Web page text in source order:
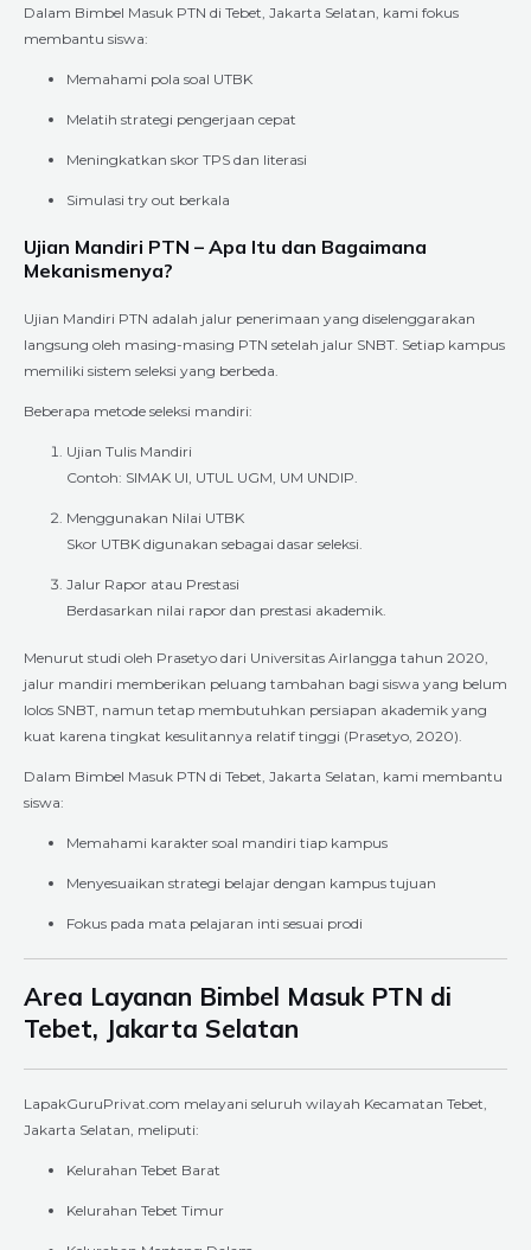
Dalam Bimbel Masuk PTN di Tebet, Jakarta Selatan, kami fokus
membantu siswa:
Memahami pola soal UTBK
Melatih strategi pengerjaan cepat
Meningkatkan skor TPS dan literasi
Simulasi try out berkala
Ujian Mandiri PTN – Apa Itu dan Bagaimana
Mekanismenya?
Ujian Mandiri PTN adalah jalur penerimaan yang diselenggarakan
langsung oleh masing-masing PTN setelah jalur SNBT. Setiap kampus
memiliki sistem seleksi yang berbeda.
Beberapa metode seleksi mandiri:
Ujian Tulis Mandiri
Contoh: SIMAK UI, UTUL UGM, UM UNDIP.
Menggunakan Nilai UTBK
Skor UTBK digunakan sebagai dasar seleksi.
Jalur Rapor atau Prestasi
Berdasarkan nilai rapor dan prestasi akademik.
Menurut studi oleh Prasetyo dari Universitas Airlangga tahun 2020,
jalur mandiri memberikan peluang tambahan bagi siswa yang belum
lolos SNBT, namun tetap membutuhkan persiapan akademik yang
kuat karena tingkat kesulitannya relatif tinggi (Prasetyo, 2020).
Dalam Bimbel Masuk PTN di Tebet, Jakarta Selatan, kami membantu
siswa:
Memahami karakter soal mandiri tiap kampus
Menyesuaikan strategi belajar dengan kampus tujuan
Fokus pada mata pelajaran inti sesuai prodi
Area Layanan Bimbel Masuk PTN di
Tebet, Jakarta Selatan
LapakGuruPrivat.com melayani seluruh wilayah Kecamatan Tebet,
Jakarta Selatan, meliputi:
Kelurahan Tebet Barat
Kelurahan Tebet Timur